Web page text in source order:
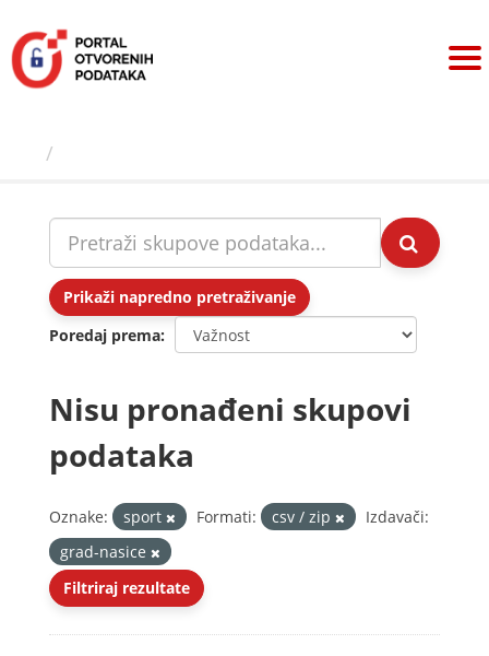
sadržaj
Prikaži napredno pretraživanje
Poredaj prema
Nisu pronađeni skupovi
podataka
Oznake: sport Formati: csv / zip
Izdavači:
grad-nasice
Filtriraj rezultate